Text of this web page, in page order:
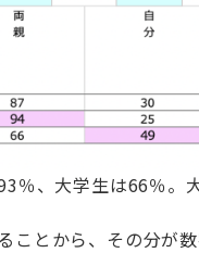
％、大学生は66％
とから、その分が